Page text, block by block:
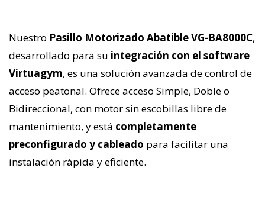
Nuestro Pasillo Motorizado Abatible VG-BA8000C,
desarrollado para su integración con el software
Virtuagym, es una solución avanzada de control de
acceso peatonal. Ofrece acceso Simple, Doble o
Bidireccional, con motor sin escobillas libre de
mantenimiento, y está completamente
preconfigurado y cableado para facilitar una
instalación rápida y eficiente.